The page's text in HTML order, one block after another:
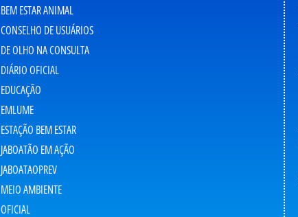
BEM ESTAR ANIMAL
CONSELHO DE USUÁRIOS
DE OLHO NA CONSULTA
DIÁRIO OFICIAL
EDUCAÇÃO
EMLUME
ESTAÇÃO BEM ESTAR
JABOATÃO EM AÇÃO
JABOATAOPREV
MEIO AMBIENTE
OFICIAL